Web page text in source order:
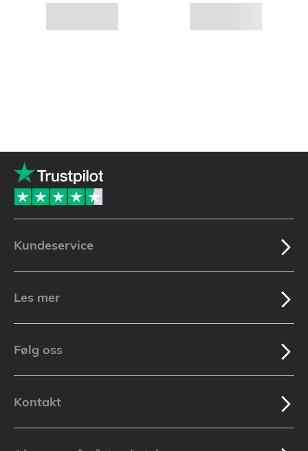
Kundeservice
Les mer
Følg oss
Kontakt